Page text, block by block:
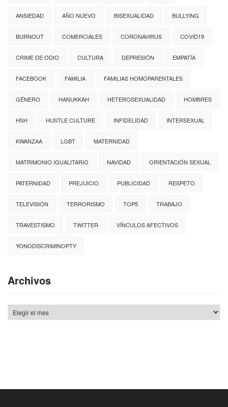
ANSIEDAD AÑO NUEVO BISEXUALIDAD BULLYING
BURNOUT COMERCIALES CORONAVIRUS COVID19
CRIME DE ODIO CULTURA DEPRESIÓN EMPATÍA
FACEBOOK FAMILIA FAMILIAS HOMOPARENTALES
GÉNERO HANUKKAH HETEROSEXUALIDAD HOMBRES
HSH HUSTLE CULTURE INFIDELIDAD INTERSEXUAL
KWANZAA LGBT MATERNIDAD
MATRIMONIO IGUALITARIO NAVIDAD ORIENTACIÓN SEXUAL
PATERNIDAD PREJUICIO PUBLICIDAD RESPETO
TELEVISIÓN TERRORISMO TOP5 TRABAJO
TRAVESTISMO TWITTER VÍNCULOS AFECTIVOS
YONODISCRIMINOPTY
Archivos
Archivos